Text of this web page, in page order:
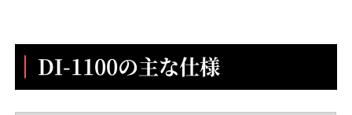
DI-1100の主な仕様